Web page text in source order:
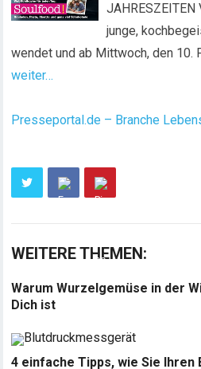
JAHRESZEITEN
junge,
wendet und ab Mittwoch, den 10.
weiter…
Presseportal.de – Branche
WEITERE THEMEN:
Warum Wurzelgemüse in der
Dich ist
4 einfache Tipps, wie Sie